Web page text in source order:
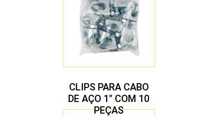
CLIPS PARA CABO
DE AÇO 1″ COM 10
PEÇAS